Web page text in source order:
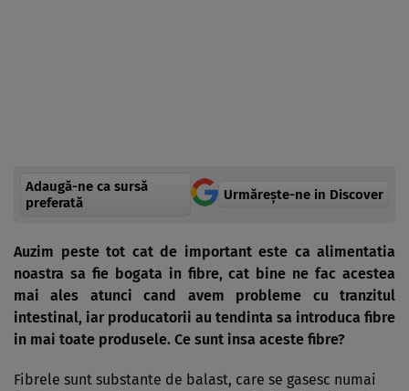
Adaugă-ne ca sursă
preferată
Urmărește-ne in Discover
Auzim peste tot cat de important este ca alimentatia
noastra sa fie bogata in fibre, cat bine ne fac acestea
mai ales atunci cand avem probleme cu tranzitul
intestinal, iar producatorii au tendinta sa introduca fibre
in mai toate produsele. Ce sunt insa aceste fibre?
Fibrele sunt substante de balast, care se gasesc numai